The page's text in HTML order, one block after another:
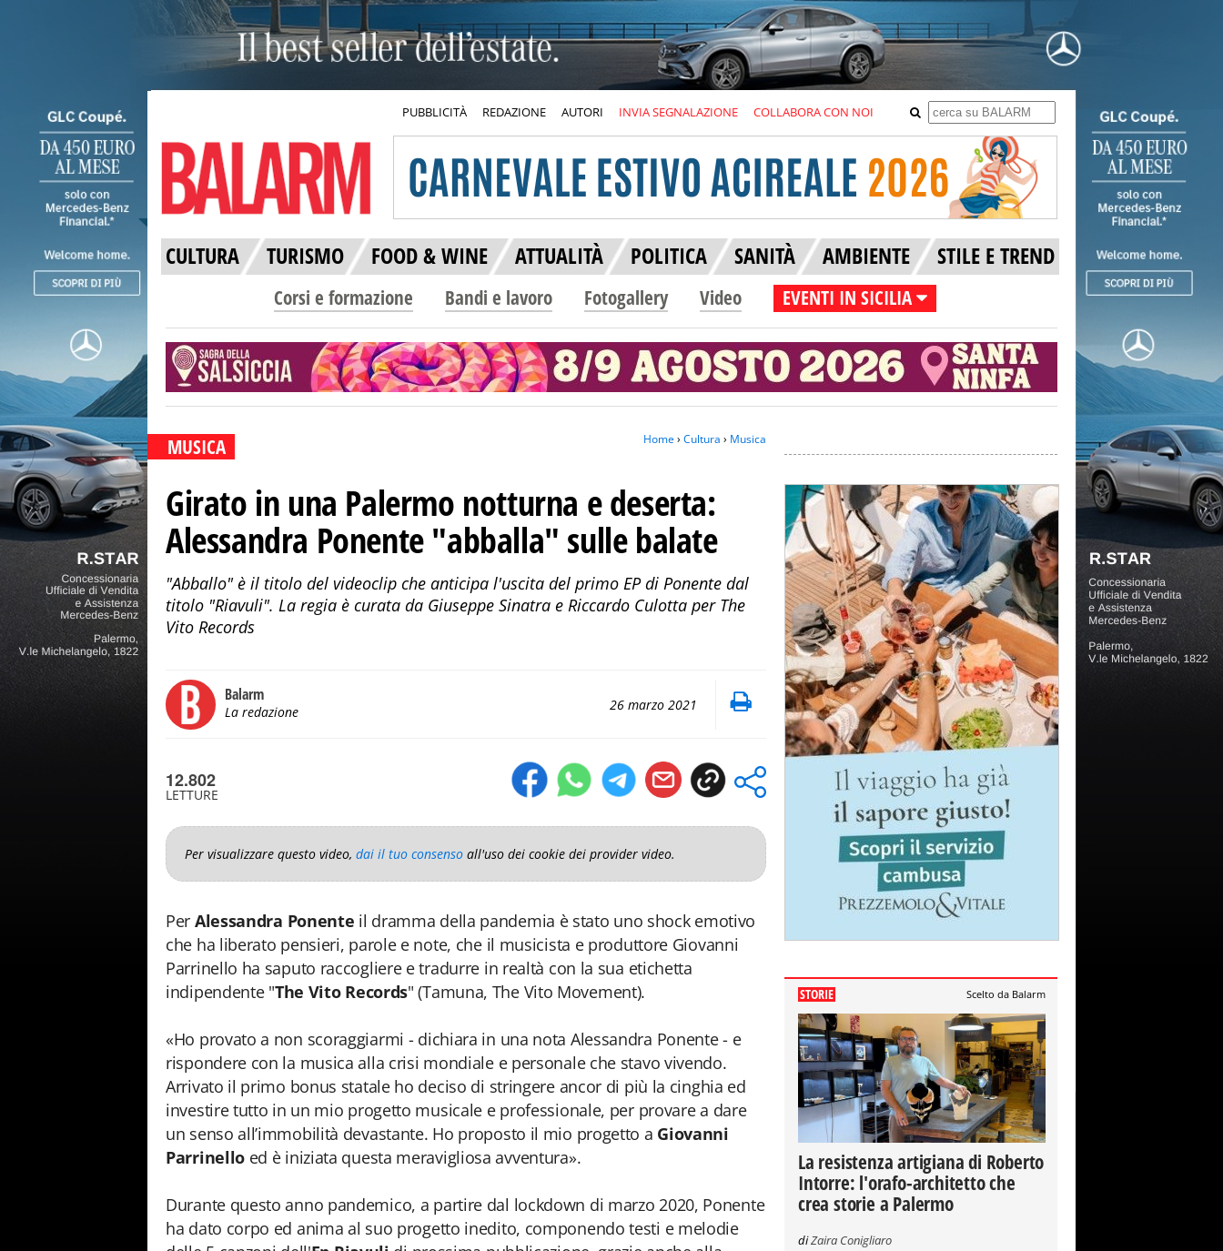
PUBBLICITÀ REDAZIONE AUTORI INVIA SEGNALAZIONE COLLABORA CON NOI
CULTURA TURISMO FOOD & WINE ATTUALITÀ POLITICA SANITÀ AMBIENTE STILE E TREND
Corsi e formazione Bandi e lavoro Fotogallery Video EVENTI IN SICILIA
MUSICA Home› Cultura › Musica
Girato in una Palermo notturna e deserta:
Alessandra Ponente "abballa" sulle balate
"Abballo" è il titolo del videoclip che anticipa l'uscita del primo EP di Ponente dal
titolo "Riavuli". La regia è curata da Giuseppe Sinatra e Riccardo Culotta per The
Vito Records
Balarm
La redazione 26 marzo 2021
12.802
LETTURE
Per visualizzare questo video, dai il tuo consenso all'uso dei cookie dei provider video.
Per Alessandra Ponente il dramma della pandemia è stato uno shock emotivo
che ha liberato pensieri, parole e note, che il musicista e produttore Giovanni
Parrinello ha saputo raccogliere e tradurre in realtà con la sua etichetta
indipendente "The Vito Records" (Tamuna, The Vito Movement).
«Ho provato a non scoraggiarmi - dichiara in una nota Alessandra Ponente - e
rispondere con la musica alla crisi mondiale e personale che stavo vivendo.
Arrivato il primo bonus statale ho deciso di stringere ancor di più la cinghia ed
investire tutto in un mio progetto musicale e professionale, per provare a dare
un senso all’immobilità devastante. Ho proposto il mio progetto a Giovanni
Parrinello ed è iniziata questa meravigliosa avventura».
Durante questo anno pandemico, a partire dal lockdown di marzo 2020, Ponente
ha dato corpo ed anima al suo progetto inedito, componendo testi e melodie
STORIE Scelto da Balarm
La resistenza artigiana di Roberto
Intorre: l'orafo-architetto che
crea storie a Palermo
diZaira Conigliaro